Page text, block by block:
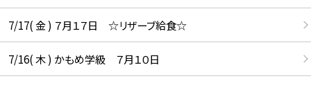
7/17( 金 ) ７月１７日 ☆リザーブ給食☆
7/16( 木 ) かもめ学級 ７月１０日